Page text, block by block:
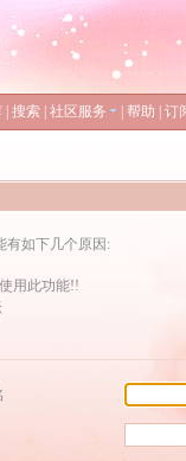
搜索 社区服务 帮助 订
有如下几个原因:
用此功能!!